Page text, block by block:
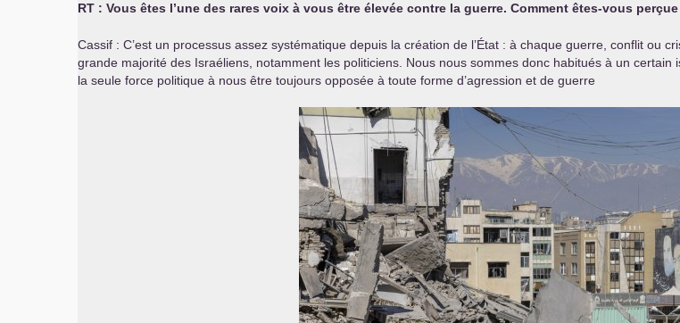
RT : Vous êtes l’une des rares voix à vous être élevée contre la guerre. Comment êtes-vous
Cassif : C’est un processus assez systématique depuis la création de l’État : à chaque guerre, conflit ou
grande majorité des Israéliens, notamment les politiciens. Nous nous sommes donc habitués à un
la seule force politique à nous être toujours opposée à toute forme d’agression et de guerre